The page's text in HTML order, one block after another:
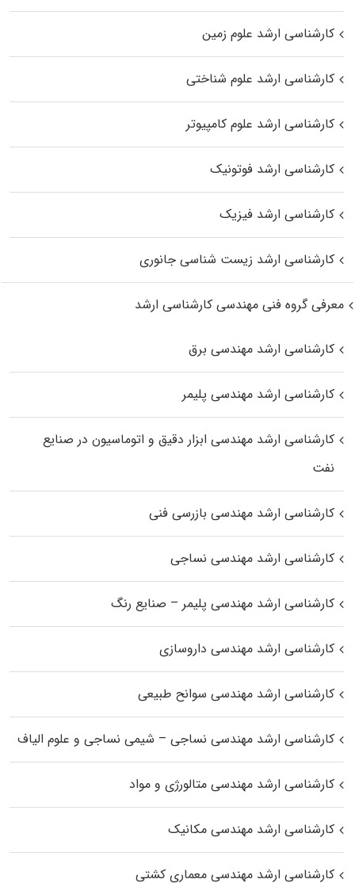
کارشناسی ارشد علوم زمین
کارشناسی ارشد علوم شناختی
کارشناسی ارشد علوم کامپیوتر
کارشناسی ارشد فوتونیک
کارشناسی ارشد فیزیک
کارشناسی ارشد زیست‌ شناسی جانوری
معرفی گروه فنی مهندسی کارشناسی ارشد
کارشناسی ارشد مهندسی برق
کارشناسی ارشد مهندسی پلیمر
کارشناسی ارشد مهندسی ابزار دقیق و اتوماسیون در صنایع
نفت
کارشناسی ارشد مهندسی بازرسی فنی
کارشناسی ارشد مهندسی نساجی
کارشناسی ارشد مهندسی پلیمر – صنایع رنگ
کارشناسی ارشد مهندسی داروسازی
کارشناسی ارشد مهندسی سوانح طبیعی
کارشناسی ارشد مهندسی نساجی – شیمی نساجی و علوم الیاف
کارشناسی ارشد مهندسی متالورژی و مواد
کارشناسی ارشد مهندسی مکانیک
کارشناسی ارشد مهندسی معماری کشتی